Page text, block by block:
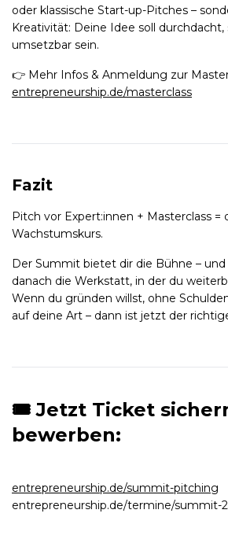
oder klassische Start-up-Pitches –
Kreativität: Deine Idee soll durchdacht,
umsetzbar sein.
👉 Mehr Infos & Anmeldung zur
entrepreneurship.de/masterclass
Fazit
Pitch vor Expert:innen + Masterclass =
Wachstumskurs.
Der Summit bietet dir die Bühne – und
danach die Werkstatt, in der du
Wenn du gründen willst, ohne
auf deine Art – dann ist jetzt der
🎟️ Jetzt Ticket
bewerben:
entrepreneurship.de/summit-pitching
entrepreneurship.de/termine/summit-